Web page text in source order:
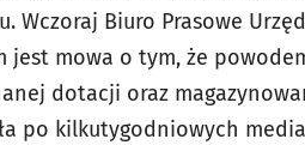
Wczoraj Biuro Prasowe
jest mowa o tym, że
dotacji oraz
po kilkutygodniowych